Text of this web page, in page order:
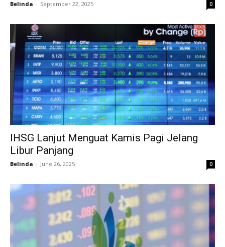
Belinda - September 22, 2025 0
IHSG Lanjut Menguat Kamis Pagi Jelang
Libur Panjang
Belinda - June 26, 2025 0